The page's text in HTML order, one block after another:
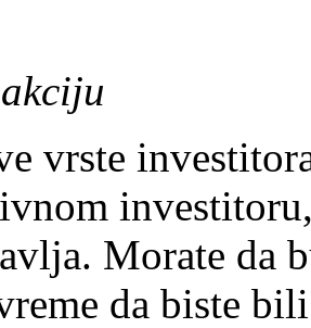
vrste
Morate da
da biste